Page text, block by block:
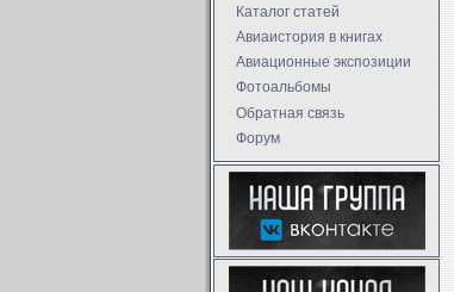
Каталог статей
Авиаистория в книгах
Авиационные экспозиции
Фотоальбомы
Обратная связь
Форум